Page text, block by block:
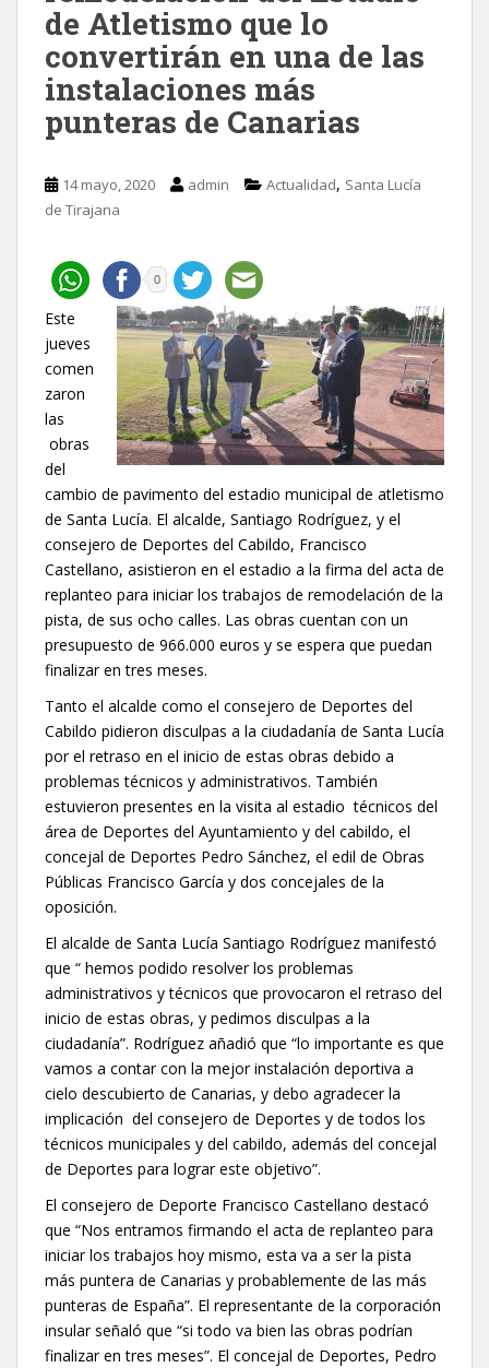
de Atletismo que lo
convertirán en una de las
instalaciones más
punteras de Canarias
14 mayo, 2020 admin Actualidad, Santa Lucía
de Tirajana
0
Este
jueves
comen
zaron
las
obras
del
cambio de pavimento del estadio municipal de atletismo
de Santa Lucía. El alcalde, Santiago Rodríguez, y el
consejero de Deportes del Cabildo, Francisco
Castellano, asistieron en el estadio a la firma del acta de
replanteo para iniciar los trabajos de remodelación de la
pista, de sus ocho calles. Las obras cuentan con un
presupuesto de 966.000 euros y se espera que puedan
finalizar en tres meses.
Tanto el alcalde como el consejero de Deportes del
Cabildo pidieron disculpas a la ciudadanía de Santa Lucía
por el retraso en el inicio de estas obras debido a
problemas técnicos y administrativos. También
estuvieron presentes en la visita al estadio técnicos del
área de Deportes del Ayuntamiento y del cabildo, el
concejal de Deportes Pedro Sánchez, el edil de Obras
Públicas Francisco García y dos concejales de la
oposición.
El alcalde de Santa Lucía Santiago Rodríguez manifestó
que “ hemos podido resolver los problemas
administrativos y técnicos que provocaron el retraso del
inicio de estas obras, y pedimos disculpas a la
ciudadanía”. Rodríguez añadió que “lo importante es que
vamos a contar con la mejor instalación deportiva a
cielo descubierto de Canarias, y debo agradecer la
implicación del consejero de Deportes y de todos los
técnicos municipales y del cabildo, además del concejal
de Deportes para lograr este objetivo”.
El consejero de Deporte Francisco Castellano destacó
que “Nos entramos firmando el acta de replanteo para
iniciar los trabajos hoy mismo, esta va a ser la pista
más puntera de Canarias y probablemente de las más
punteras de España”. El representante de la corporación
insular señaló que “si todo va bien las obras podrían
finalizar en tres meses”. El concejal de Deportes, Pedro